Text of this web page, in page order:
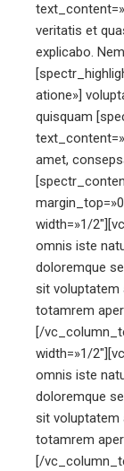
veritatis et
explicabo.
atione»]
quisquam
amet,
width=»1/
omnis iste
doloremque
sit voluptatem
totamrem
[/
width=»1/
omnis iste
doloremque
sit voluptatem
totamrem
[/